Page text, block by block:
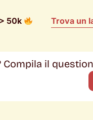
50k Trova un
Compila il